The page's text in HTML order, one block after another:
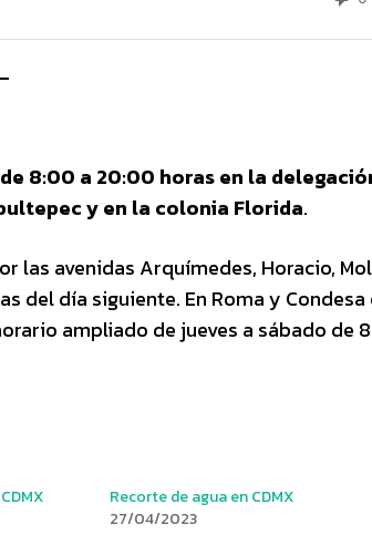
8:00 a 20:00 horas en la
y en la colonia Florida.
las avenidas Arquímedes, Horacio,
del día siguiente. En Roma y Condesa
ampliado de jueves a sábado de
Recorte de agua en CDMX
27/04/2023